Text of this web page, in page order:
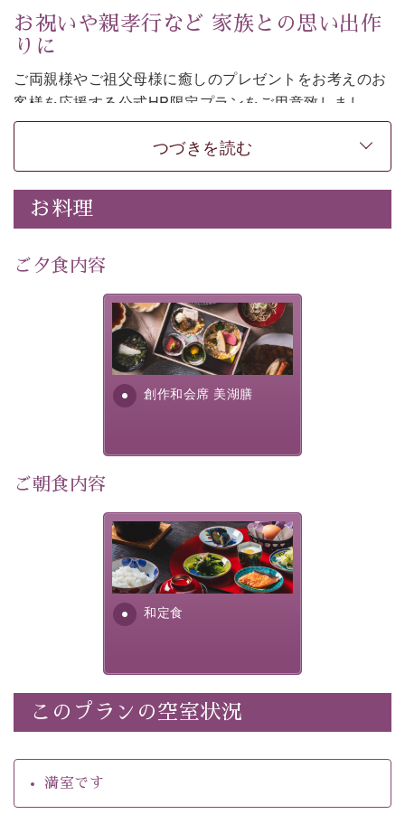
お祝いや親孝行など 家族との思い出作
りに
ご両親様やご祖父母様に癒しのプレゼントをお考えのお
客様を応援する公式HP限定プランをご用意致しまし
た。
日頃なかなか言えない感謝の気持ちを
お伝えし
てみてはいかがでしょうか。
-----------【安心への取り組み】----------
個室料亭、貸切風呂のご利用が可能な上、 安心安全にご
30項目以上からなる独自の衛生・消毒プログラムの基、
---------------------------------------------
・記念写真＆オリジナル【フォトフレームカード】プレ
思い出デザートプレート付き
・諏訪大社4社を巡る無料参拝バス（事前予約制）
・館内着をご用意
・就寝用パジャマをご用意
・環境に配慮したアメニティをご用意
・館内フリーWi-Fi
・チェックイン15時、チェックアウト10時
いう昔の暦による料理表現）
・朝食はこだわりの味噌汁をはじめとした和定食
【温泉】
つづきを読む
お料理
ご夕食内容
創作和会席 美湖膳
美湖膳とは諏訪の地で特別を
提供する為に料理長・神原 裕
明が考え出した創作和会席で
す。美しい諏訪湖の幸...
ご朝食内容
和定食
さっぱりとした和食膳に使わ
れる食材は、諏訪の名産品を
ふんだんに取り入れ、安心・
安全を心掛けた長野県産...
このプランの空室状況
満室です